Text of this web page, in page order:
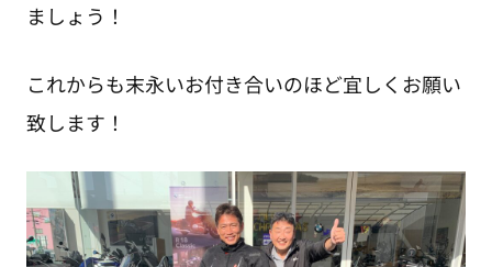
ましょう！
これからも末永いお付き合いのほど宜しくお願い
致します！